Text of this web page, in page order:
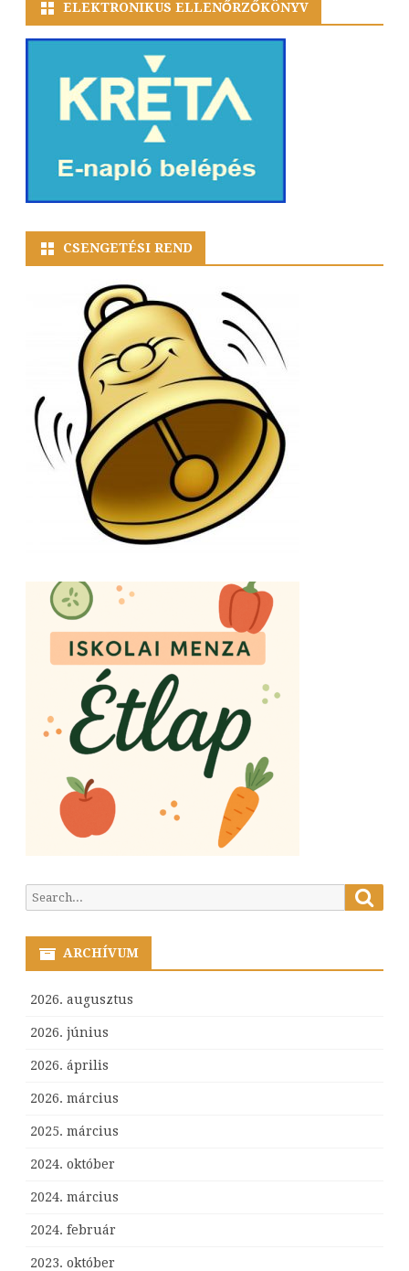
ELEKTRONIKUS ELLENŐRZŐKÖNYV
CSENGETÉSI REND
Search
ARCHÍVUM
2026. augusztus
2026. június
2026. április
2026. március
2025. március
2024. október
2024. március
2024. február
2023. október